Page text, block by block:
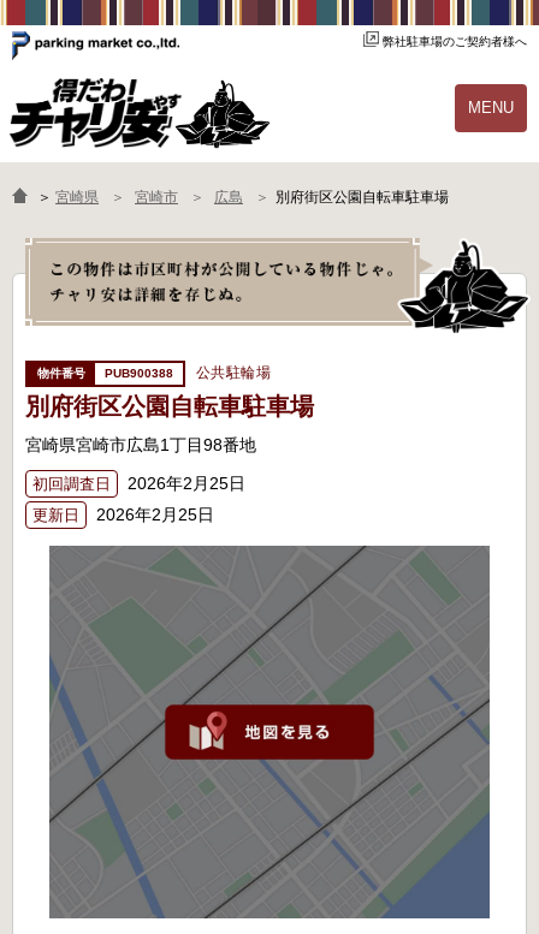
弊社駐車場のご契約者様へ
MENU
物件一覧 ご契約の流れ
よくあるご質問 駐輪場オーナー様へ
＞ 宮崎県 宮崎市 広島 別府街区公園自転車駐車場
PUB900388 公共駐輪場
別府街区公園自転車駐車場
宮崎県宮崎市広島1丁目98番地
初回調査日 2026年2月25日
更新日 2026年2月25日